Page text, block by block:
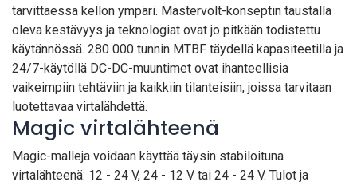
tarvittaessa kellon ympäri. Mastervolt-konseptin taustalla
oleva kestävyys ja teknologiat ovat jo pitkään todistettu
käytännössä. 280 000 tunnin MTBF täydellä kapasiteetilla ja
24/7-käytöllä DC-DC-muuntimet ovat ihanteellisia
vaikeimpiin tehtäviin ja kaikkiin tilanteisiin, joissa tarvitaan
luotettavaa virtalähdettä.
Magic virtalähteenä
Magic-malleja voidaan käyttää täysin stabiloituna
virtalähteenä: 12 - 24 V, 24 - 12 V tai 24 - 24 V. Tulot ja